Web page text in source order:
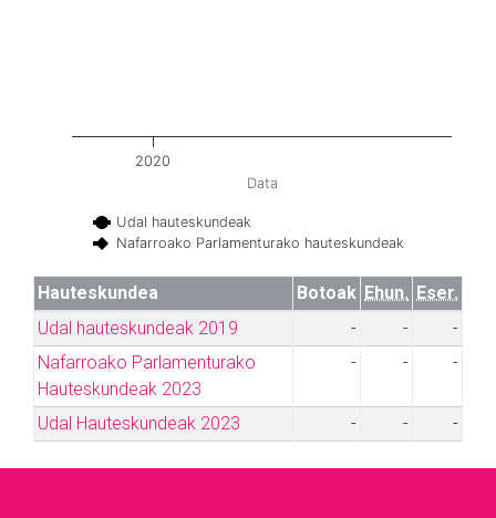
Data
Udal hauteskundeak
Nafarroako Parlamenturako hauteskundeak
2020
Hauteskundea Botoak Ehun. Eser.
Udal hauteskundeak 2019
- -
-
Nafarroako Parlamenturako
Hauteskundeak 2023
- - -
Udal Hauteskundeak 2023 - - -